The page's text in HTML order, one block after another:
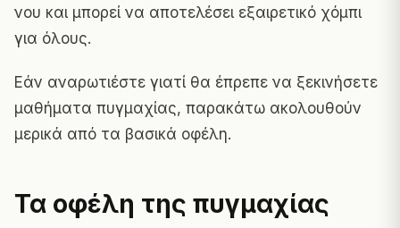
νου και μπορεί να αποτελέσει εξαιρετικό χόμπι
για όλους.
Εάν αναρωτιέστε γιατί θα έπρεπε να ξεκινήσετε
μαθήματα πυγμαχίας, παρακάτω ακολουθούν
μερικά από τα βασικά οφέλη.
Τα οφέλη της πυγμαχίας